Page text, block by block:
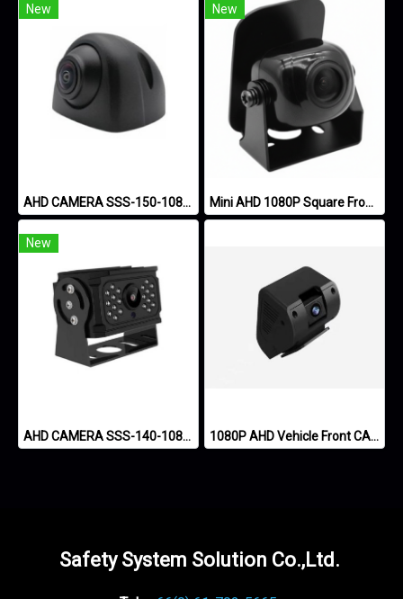
New
AHD CAMERA SSS-150-1080P
New
Mini AHD 1080P Square Front-Reverse Camera for Taxi, Suv, Car, VAN
New
AHD CAMERA SSS-140-1080P 1080P AHD Vehicle Front CAMERA
Safety System Solution Co.,Ltd.